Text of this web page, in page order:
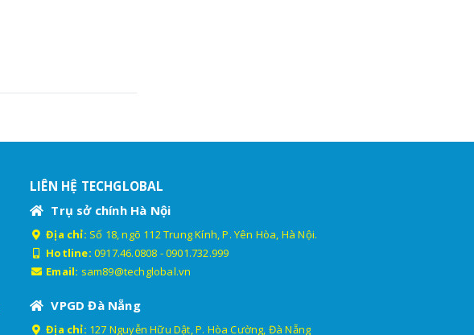
LIÊN HỆ TECHGLOBAL
Trụ sở chính Hà Nội
Địa chỉ: Số 18, ngõ 112 Trung Kính, P. Yên Hòa, Hà Nội.
Hotline: 0917.46.0808 -0901.732.999
Email: sam89@techglobal.vn
VPGD Đà Nẵng
Địa chỉ: 127 Nguyễn Hữu Dật, P. Hòa Cường, Đà Nẵng